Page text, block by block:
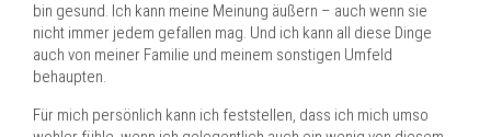
bin gesund. Ich kann meine Meinung äußern – auch wenn sie
nicht immer jedem gefallen mag. Und ich kann all diese Dinge
auch von meiner Familie und meinem sonstigen Umfeld
behaupten.
Für mich persönlich kann ich feststellen, dass ich mich umso